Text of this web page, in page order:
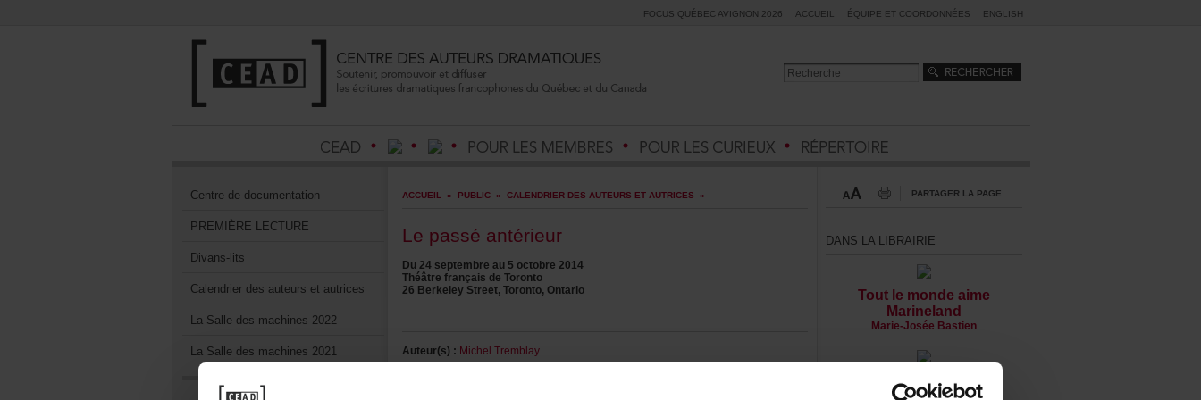
FOCUSQUÉBECAVIGNON2026 ACCUEIL ÉQUIPEETCOORDONNÉES ENGLISH
Centrededocumentation
PREMIÈRELECTURE
Divans-lits
Calendrierdesauteursetautrices
LaSalledesmachines2022
LaSalledesmachines2021
ACCUEIL » PUBLIC» CALENDRIERDESAUTEURSETAUTRICES »
Lepasséantérieur
Du24septembreau5octobre2014
ThéâtrefrançaisdeToronto
26BerkeleyStreet,Toronto,Ontario
Auteur(s): MichelTremblay
PARTAGERLAPAGE
DANSLALIBRAIRIE
Toutlemondeaime
Marineland
Marie-JoséeBastien
Guérilladel'ordinaire
Marie-ÈveMilot